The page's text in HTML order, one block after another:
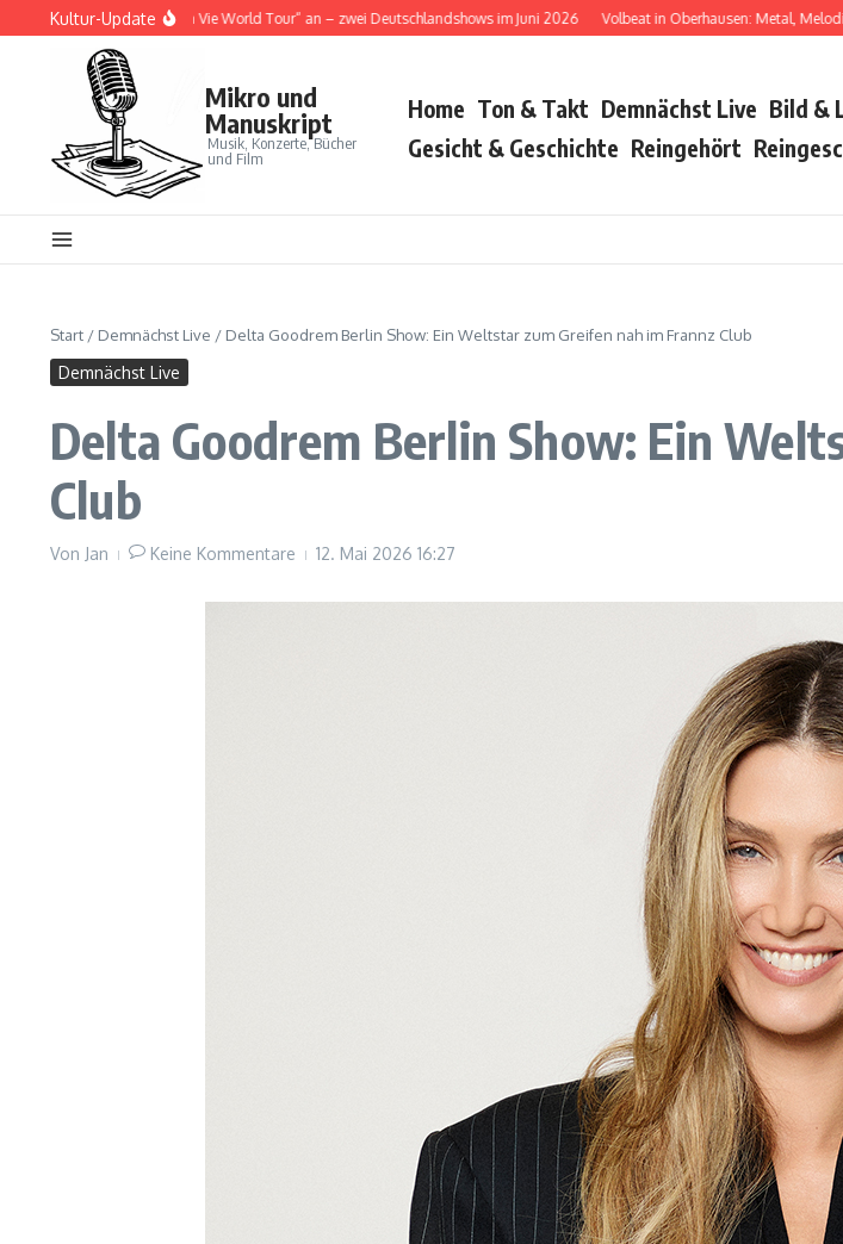
Zum Inhalt springen
Kultur-Update
Cat kündigt „Tour Ma Vie World Tour“ an – zwei Deutschlandshows im Juni 2026 Volbeat in Oberhausen: Metal, Melodie
Mikro und
Manuskript
Musik, Konzerte, Bücher
und Film
Home Ton & Takt Demnächst Live Bild &
Gesicht & Geschichte Reingehört
Start / Demnächst Live / Delta Goodrem Berlin Show: Ein Weltstar zum Greifen nah im Frannz Club
Demnächst Live
Delta Goodrem Berlin Show: Ein
Club
Von Jan Keine Kommentare 12. Mai 2026 16:27